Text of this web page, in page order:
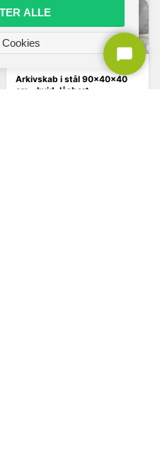
Arkivskab i stål 90×40×40
cm - hvid, låsbart
ALLE
Cookies